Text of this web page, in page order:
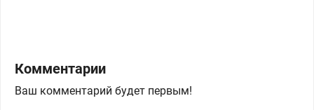
Комментарии
Ваш комментарий будет первым!